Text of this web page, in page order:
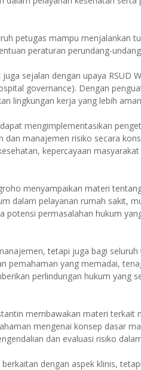
petugas mampu menjalankan
peraturan perundang-
sejalan dengan upaya RSUD
governance). Dengan
lingkungan kerja yang lebih
mengimplementasikan
dan manajemen risiko secara
kepercayaan
menyampaikan materi
dalam pelayanan rumah sakit,
potensi permasalahan hukum
tetapi juga bagi
pemahaman yang memadai,
perlindungan hukum yang
membawakan materi terkait
mengenai konsep dasar
dan evaluasi risiko
dengan aspek klinis,